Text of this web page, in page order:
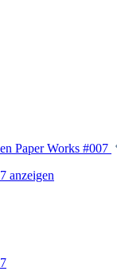
Paper Works #007
anzeigen